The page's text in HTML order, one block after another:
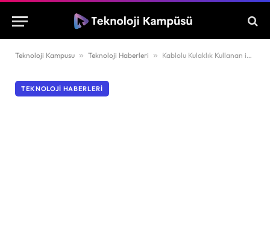
Teknoloji Kampusu » Teknoloji Haberleri » Kablolu Kulaklık Kullanan iPhone Sahiplerine Kötü Haber: Apple 3.5 mm Adaptörü Kaldırıyor!
TEKNOLOJI HABERLERI